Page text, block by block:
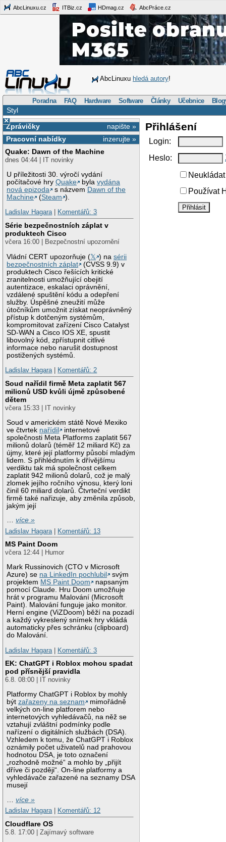
AbcLinuxu.cz ITBiz.cz HDmag.cz AbcPráce.cz
AbcLinuxu hledá autory!
Poradna FAQ Hardware Software Články Učebnice
Styl
×
napište »
Zprávičky
inzerujte »
Pracovní nabídky
Quake: Dawn of the Machine
dnes 04:44 | IT novinky
U příležitosti 30. výročí vydání
počítačové hryQuake bylavydána
nová epizoda
s názvem Dawn of the
Machine
(Steam ).
Ladislav Hagara| Komentářů: 3
Série bezpečnostních záplat v
produktech Cisco
včera 16:00 | Bezpečnostní upozornění
Vládní CERT upozorňuje (𝕏 ) nasérii
bezpečnostních záplat
(CVSS 9.9) v
produktech Cisco řešících kritické
zranitelnosti umožňující obejití
autentizace, eskalaci oprávnění,
vzdálené spuštění kódu a odepření
služby. Úspěšné zneužití může
útočníkům umožnit získat neoprávněný
přístup k dotčeným systémům,
kompromitovat zařízení Cisco Catalyst
SD-WAN a Cisco IOS XE, spustit
libovolný kód, zpřístupnit citlivé
informace nebo narušit dostupnost
postižených systémů.
Ladislav Hagara| Komentářů: 2
Soud nařídil firmě Meta zaplatit 567
milionů USD kvůli újmě způsobené
dětem
včera 15:33 | IT novinky
Soud v americkém státě Nové Mexiko
ve čtvrtek nařídil
internetové
společnosti Meta Platforms zaplatit 567
milionů dolarů (téměř 12 miliard Kč) za
újmy, které její platformy působí mladým
lidem. S přihlédnutím k dřívějšímu
verdiktu tak má společnost celkem
zaplatit 942 milionů dolarů, což je malý
zlomek jejího ročního výnosu, který loni
činil 60 miliard dolarů. Čtvrteční verdikt
firmě také nařizuje, aby změnila způsob,
jakým její
…více »
Ladislav Hagara
Komentářů: 13
MS Paint Doom
včera 12:44 | Humor
Mark Russinovich (CTO v Microsoft
Azure) se na LinkedIn pochlubil
svým
projektem MS Paint Doom
napsaným
pomocí Claude. Hru Doom umožňuje
hrát v programu Malování (Microsoft
Paint). Malování funguje jako monitor.
Herní engine (ViZDoom) běží na pozadí
a každý vykreslený snímek hry vkládá
automaticky přes schránku (clipboard)
do Malování.
Ladislav Hagara
Komentářů: 3
EK: ChatGPT i Roblox mohou spadat
pod přísnější pravidla
6.8. 08:00 | IT novinky
Platformy ChatGPT i Roblox by mohly
býtzařazeny na seznam
mimořádně
velkých on-line platforem nebo
internetových vyhledávačů, na něž se
vztahují zvláštní podmínky podle
nařízení o digitálních službách (DSA).
Vzhledem k tomu, že ChatGPT i Roblox
oznámily počet uživatelů nad prahovou
hodnotou DSA, je toto označení
„rozhodně možné“ a mohlo by „přijít
dříve či později“. On-line platformy a
vyhledávače zařazené na seznamy DSA
musejí
…více »
Ladislav Hagara| Komentářů: 12
Cloudflare OS
5.8. 17:00 | Zajímavý software
Přihlášení
Login:
Heslo:
Používat